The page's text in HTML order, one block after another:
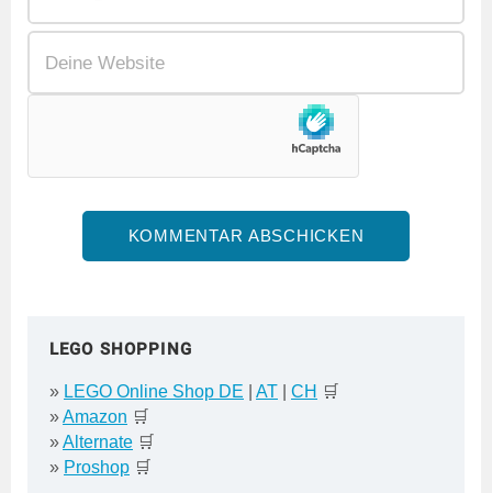
LEGO SHOPPING
» LEGO Online Shop DE AT CH 🛒
»Amazon 🛒
»Alternate 🛒
» Proshop 🛒